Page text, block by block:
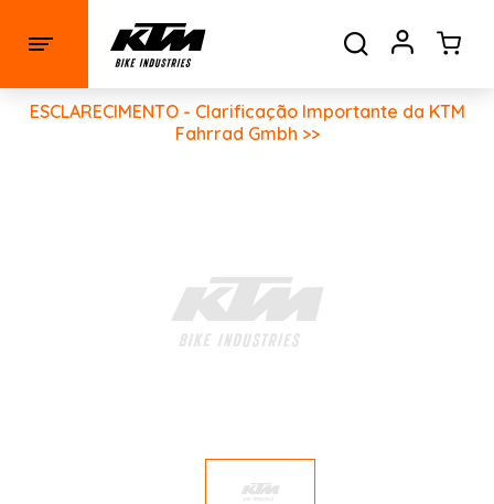
ESCLARECIMENTO - Clarificação Importante da KTM
Fahrrad Gmbh >>